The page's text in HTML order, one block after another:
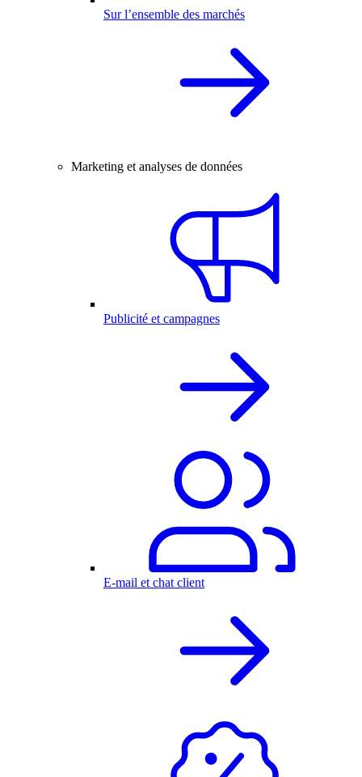
Sur l’ensemble des marchés
Marketing et analyses de données
Publicité et campagnes
E-mail et chat client